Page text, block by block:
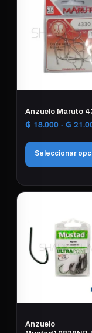
múltiples
variantes.
pueden
elegir
en
página
de
Anzuelo Maruto
₲ 18.000 - ₲
Seleccionar
Este
producto
múltiples
variantes.
Las
opciones
enAnzuelo